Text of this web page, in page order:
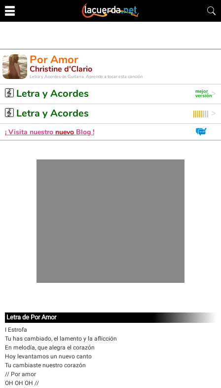
Por Amor
Christine d'Clario
Letra y Acordes de Guitarra. Aprende a tocar esta canción
Letra y Acordes
Letra y Acordes
¡ Visita nuestro nuevo Blog !
Letra de Por Amor
I Estrofa
Tu has cambiado, el lamento y la aflicción
En melodía, que alegra el corazón
Hoy levantamos un nuevo canto
Tu cambiaste nuestro corazón
// Por amor
OH OH OH //